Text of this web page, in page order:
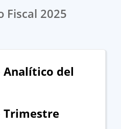
2025
Analítico del
Trimestre